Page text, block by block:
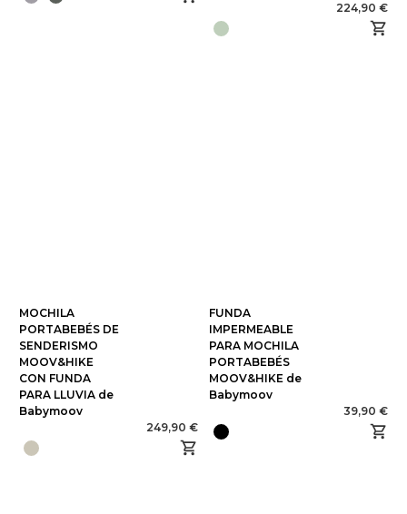
224,90 €
MOCHILA
PORTABEBÉS DE
SENDERISMO
MOOV&HIKE
CON FUNDA
PARA LLUVIA de
Babymoov
249,90 €
FUNDA
IMPERMEABLE
PARA MOCHILA
PORTABEBÉS
MOOV&HIKE de
Babymoov
39,90 €